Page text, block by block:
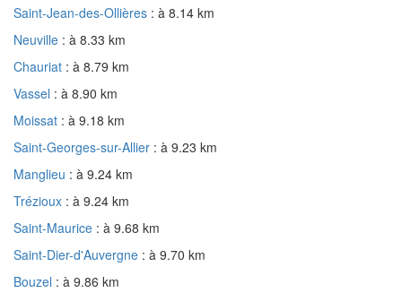
Saint-Jean-des-Ollières : à 8.14 km
Neuville : à 8.33 km
Chauriat : à 8.79 km
Vassel : à 8.90 km
Moissat : à 9.18 km
Saint-Georges-sur-Allier : à 9.23 km
Manglieu : à 9.24 km
Trézioux : à 9.24 km
Saint-Maurice : à 9.68 km
Saint-Dier-d'Auvergne : à 9.70 km
Bouzel : à 9.86 km